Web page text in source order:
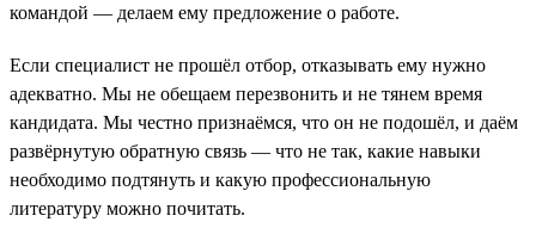
командой — делаем ему предложение о работе.
Если специалист не прошёл отбор, отказывать ему нужно
адекватно. Мы не обещаем перезвонить и не тянем время
кандидата. Мы честно признаёмся, что он не подошёл, и даём
развёрнутую обратную связь — что не так, какие навыки
необходимо подтянуть и какую профессиональную
литературу можно почитать.